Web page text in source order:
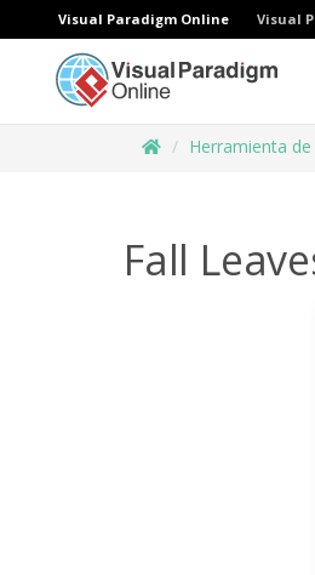
Visual Paradigm Online Visual
Herramienta
Fall